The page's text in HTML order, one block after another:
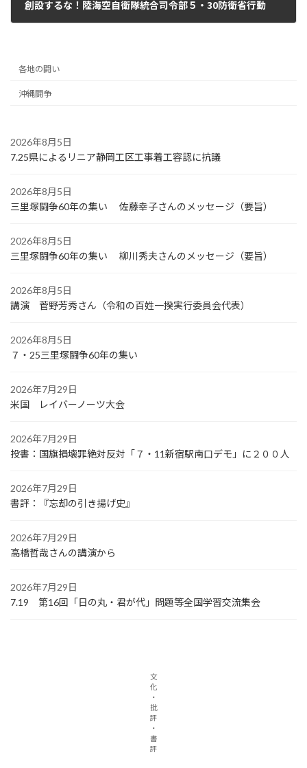
創設するな！陸海空自衛隊統合司令部５・30防衛省行動
各地の闘い
沖縄闘争
2026年8月5日
7.25県によるリニア静岡工区工事着工容認に抗議
2026年8月5日
三里塚闘争60年の集い 佐藤幸子さんのメッセージ（要旨）
2026年8月5日
三里塚闘争60年の集い 柳川秀夫さんのメッセージ（要旨）
2026年8月5日
講演 菅野芳秀さん（令和の百姓一揆実行委員会代表）
2026年8月5日
７・25三里塚闘争60年の集い
2026年7月29日
米国 レイバーノーツ大会
2026年7月29日
投書：国旗損壊罪絶対反対「７・11新宿駅南口デモ」に２００人
2026年7月29日
書評：『忘却の引き揚げ史』
2026年7月29日
高橋哲哉さんの講演から
2026年7月29日
7.19 第16回「日の丸・君が代」問題等全国学習交流集会
文
化
・
批
評
・
書
評